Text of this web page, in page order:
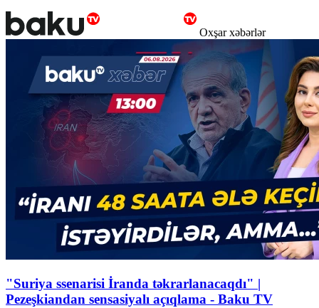
Oxşar xəbərlər
"Suriya ssenarisi İranda təkrarlanacaqdı" |
Pezeşkiandan sensasiyalı açıqlama - Baku TV